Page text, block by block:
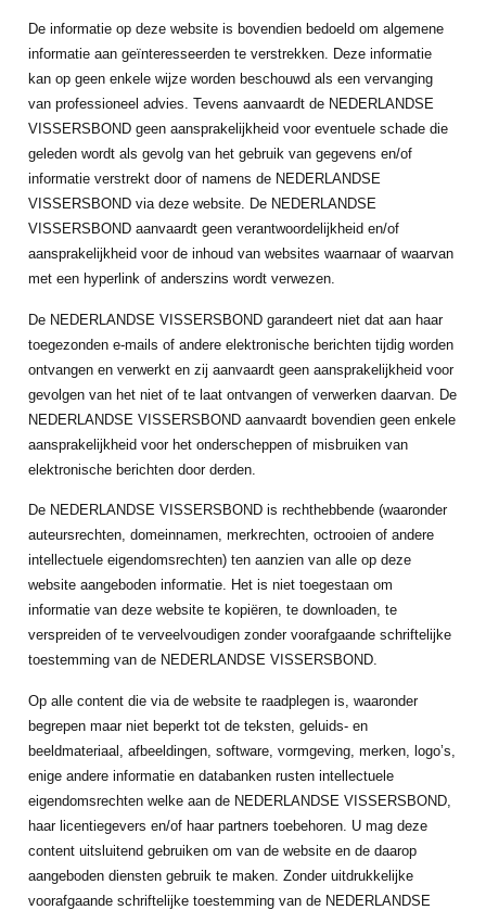
De informatie op deze website is bovendien bedoeld om algemene
informatie aan geïnteresseerden te verstrekken. Deze informatie
kan op geen enkele wijze worden beschouwd als een vervanging
van professioneel advies. Tevens aanvaardt de NEDERLANDSE
VISSERSBOND geen aansprakelijkheid voor eventuele schade die
geleden wordt als gevolg van het gebruik van gegevens en/of
informatie verstrekt door of namens de NEDERLANDSE
VISSERSBOND via deze website. De NEDERLANDSE
VISSERSBOND aanvaardt geen verantwoordelijkheid en/of
aansprakelijkheid voor de inhoud van websites waarnaar of waarvan
met een hyperlink of anderszins wordt verwezen.
De NEDERLANDSE VISSERSBOND garandeert niet dat aan haar
toegezonden e-mails of andere elektronische berichten tijdig worden
ontvangen en verwerkt en zij aanvaardt geen aansprakelijkheid voor
gevolgen van het niet of te laat ontvangen of verwerken daarvan. De
NEDERLANDSE VISSERSBOND aanvaardt bovendien geen enkele
aansprakelijkheid voor het onderscheppen of misbruiken van
elektronische berichten door derden.
De NEDERLANDSE VISSERSBOND is rechthebbende (waaronder
auteursrechten, domeinnamen, merkrechten, octrooien of andere
intellectuele eigendomsrechten) ten aanzien van alle op deze
website aangeboden informatie. Het is niet toegestaan om
informatie van deze website te kopiëren, te downloaden, te
verspreiden of te verveelvoudigen zonder voorafgaande schriftelijke
toestemming van de NEDERLANDSE VISSERSBOND.
Op alle content die via de website te raadplegen is, waaronder
begrepen maar niet beperkt tot de teksten, geluids- en
beeldmateriaal, afbeeldingen, software, vormgeving, merken, logo’s,
enige andere informatie en databanken rusten intellectuele
eigendomsrechten welke aan de NEDERLANDSE VISSERSBOND,
haar licentiegevers en/of haar partners toebehoren. U mag deze
content uitsluitend gebruiken om van de website en de daarop
aangeboden diensten gebruik te maken. Zonder uitdrukkelijke
voorafgaande schriftelijke toestemming van de NEDERLANDSE